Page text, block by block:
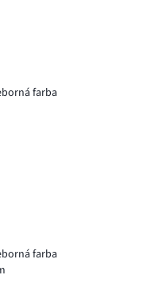
farba
farba